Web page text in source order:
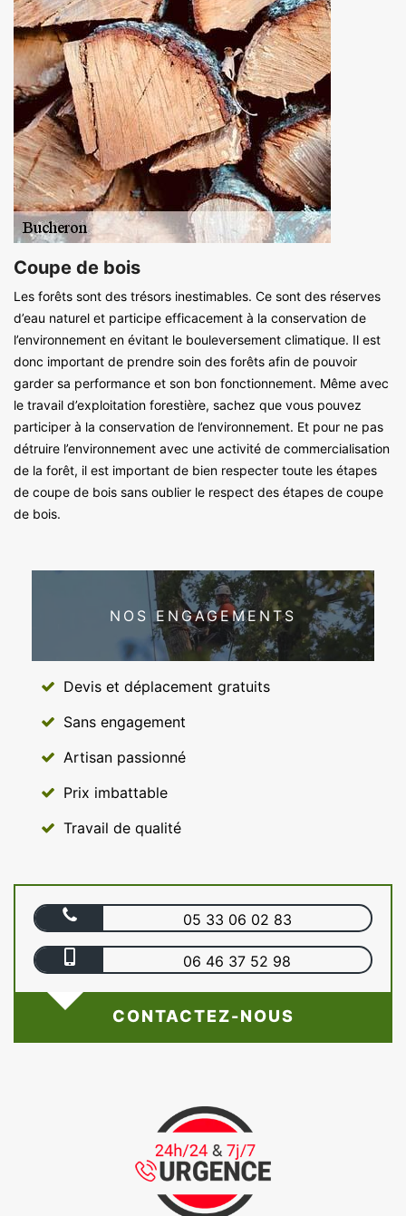
Coupe de bois
Les forêts sont des trésors inestimables. Ce sont des réserves
d’eau naturel et participe efficacement à la conservation de
l’environnement en évitant le bouleversement climatique. Il est
donc important de prendre soin des forêts afin de pouvoir
garder sa performance et son bon fonctionnement. Même avec
le travail d’exploitation forestière, sachez que vous pouvez
participer à la conservation de l’environnement. Et pour ne pas
détruire l’environnement avec une activité de commercialisation
de la forêt, il est important de bien respecter toute les étapes
de coupe de bois sans oublier le respect des étapes de coupe
de bois.
NOS ENGAGEMENTS
Devis et déplacement gratuits
Sans engagement
Artisan passionné
Prix imbattable
Travail de qualité
05 33 06 02 83
06 46 37 52 98
CONTACTEZ-NOUS